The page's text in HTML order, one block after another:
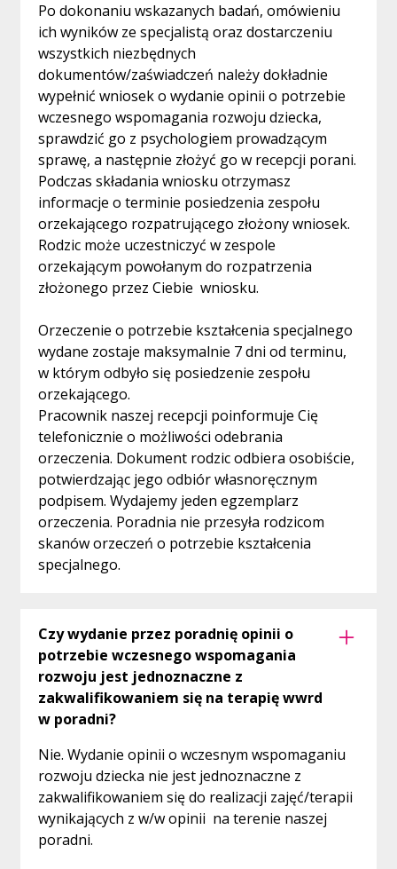
Po dokonaniu wskazanych badań, omówieniu
ich wyników ze specjalistą oraz dostarczeniu
wszystkich niezbędnych
dokumentów/zaświadczeń należy dokładnie
wypełnić wniosek o wydanie opinii o potrzebie
wczesnego wspomagania rozwoju dziecka,
sprawdzić go z psychologiem prowadzącym
sprawę, a następnie złożyć go w recepcji porani.
Podczas składania wniosku otrzymasz
informacje o terminie posiedzenia zespołu
orzekającego rozpatrującego złożony wniosek.
Rodzic może uczestniczyć w zespole
orzekającym powołanym do rozpatrzenia
złożonego przez Ciebie wniosku.
Orzeczenie o potrzebie kształcenia specjalnego
wydane zostaje maksymalnie 7 dni od terminu,
w którym odbyło się posiedzenie zespołu
orzekającego.
Pracownik naszej recepcji poinformuje Cię
telefonicznie o możliwości odebrania
orzeczenia. Dokument rodzic odbiera osobiście,
potwierdzając jego odbiór własnoręcznym
podpisem. Wydajemy jeden egzemplarz
orzeczenia. Poradnia nie przesyła rodzicom
skanów orzeczeń o potrzebie kształcenia
specjalnego.
Czy wydanie przez poradnię opinii o
potrzebie wczesnego wspomagania
rozwoju jest jednoznaczne z
zakwalifikowaniem się na terapię wwrd
w poradni?
Nie. Wydanie opinii o wczesnym wspomaganiu
rozwoju dziecka nie jest jednoznaczne z
zakwalifikowaniem się do realizacji zajęć/terapii
wynikających z w/w opinii na terenie naszej
poradni.